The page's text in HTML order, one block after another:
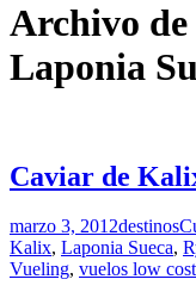
Archivo
Laponia
Caviar de
marzo 3, 2012destinos
Kalix, Laponia Sueca,
Vueling, vuelos low cost